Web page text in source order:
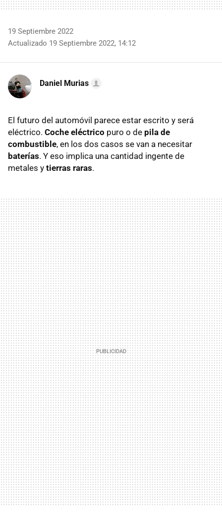
19 Septiembre 2022
Actualizado 19 Septiembre 2022, 14:12
Daniel Murias
El futuro del automóvil parece estar escrito y será
eléctrico. Coche eléctrico puro o de pila de
combustible, en los dos casos se van a necesitar
baterías. Y eso implica una cantidad ingente de
metales y tierras raras.